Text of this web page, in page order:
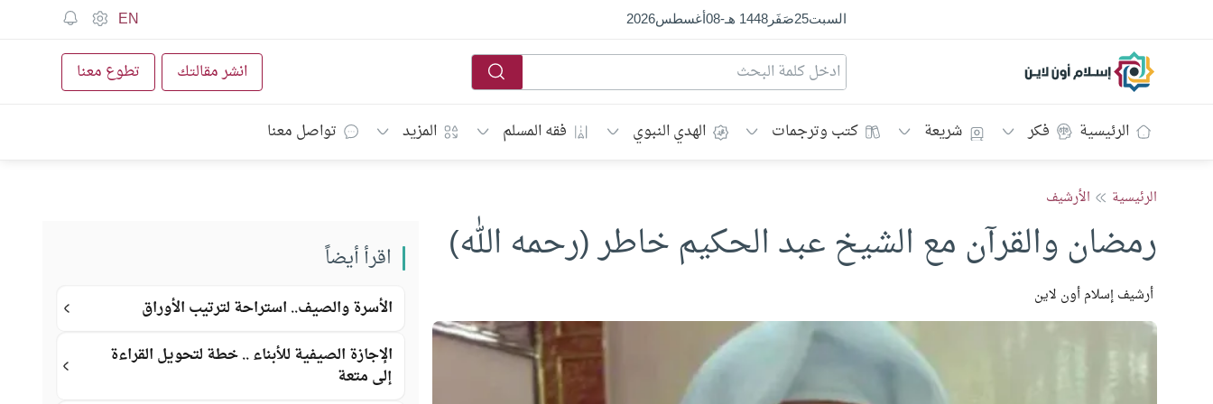
السبت25صَفَر1448 هـ -
08أغسطس2026
EN
إسلام أون لاين انشر مقالتك تطوع معنا
الرئيسية فكر شريعة كتب وترجمات الهدي النبوي فقه المسلم المزيد تواصل معنا
الرئيسية الأرشيف
رمضان والقرآن مع الشيخ عبد الحكيم خاطر (رحمه الله)
أرشيف إسلام أون لاين
اقرأ أيضاً
الأسرة والصيف.. استراحة لترتيب الأوراق
الإجازة الصيفية للأبناء .. خطة لتحويل القراءة
إلى متعة